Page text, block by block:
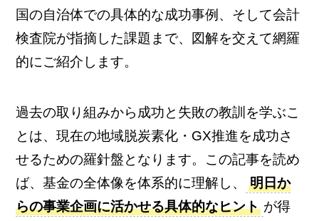
国の自治体での具体的な成功事例、そして会計
検査院が指摘した課題まで、図解を交えて網羅
的にご紹介します。
過去の取り組みから成功と失敗の教訓を学ぶこ
とは、現在の地域脱炭素化・GX推進を成功さ
せるための羅針盤となります。この記事を読め
ば、基金の全体像を体系的に理解し、
明日か
らの事業企画に活かせる具体的なヒント が得